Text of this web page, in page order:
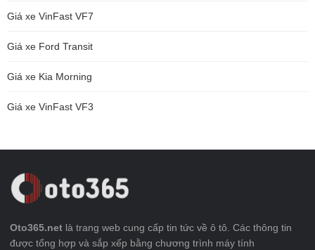
Giá xe VinFast VF7
Giá xe Ford Transit
Giá xe Kia Morning
Giá xe VinFast VF3
Oto365.net là trang web cung cấp tin tức về ô tô. Các thông tin
được tổng hợp và sắp xếp bằng chương trình máy tính